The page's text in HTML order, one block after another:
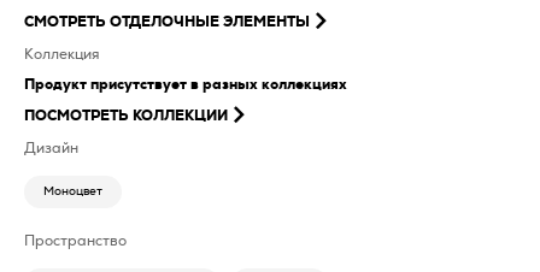
СМОТРЕТЬ ОТДЕЛОЧНЫЕ ЭЛЕМЕНТЫ
Коллекция
Продукт присутствует в разных коллекциях
ПОСМОТРЕТЬ КОЛЛЕКЦИИ
Дизайн
Моноцвет
Пространство